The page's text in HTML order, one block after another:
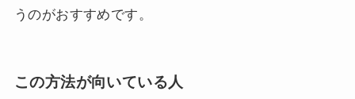
うのがおすすめです。
この方法が向いている人